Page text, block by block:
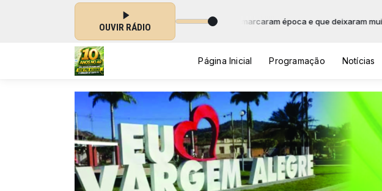
OUVIR RÁDIO
do país com músicas de Serestas que marcaram época e que deixaram muitas saudades....
Página Inicial Programação Notícias